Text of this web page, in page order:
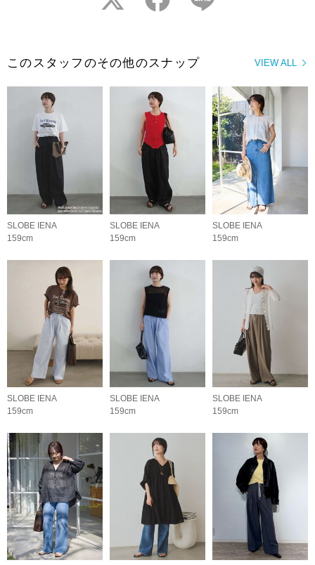
VIEW ALL
このスタッフのその他のスナップ
SLOBE IENA
159cm
SLOBE IENA
159cm
SLOBE IENA
159cm
SLOBE IENA
159cm
SLOBE IENA
159cm
SLOBE IENA
159cm